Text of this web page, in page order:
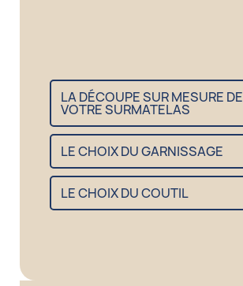
LA DÉCOUPE SUR MESURE DE
VOTRE SURMATELAS
LE CHOIX DU GARNISSAGE
LE CHOIX DU COUTIL